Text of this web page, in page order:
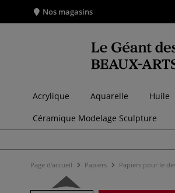
Nos magasins
Acrylique Aquarelle Huile
Céramique Modelage Sculpture
Page d'accueil Papiers Papiers pour le